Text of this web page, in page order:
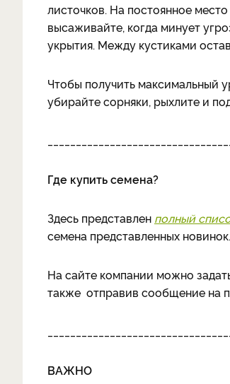
листочков. На постоянное
высаживайте, когда минует
укрытия. Между кустиками
Чтобы получить максимальный
убирайте сорняки, рыхлите и
Где купить семена?
Здесь представлен полный
семена представленных новинок.
На сайте компании можно
также отправив сообщение на
ВАЖНО